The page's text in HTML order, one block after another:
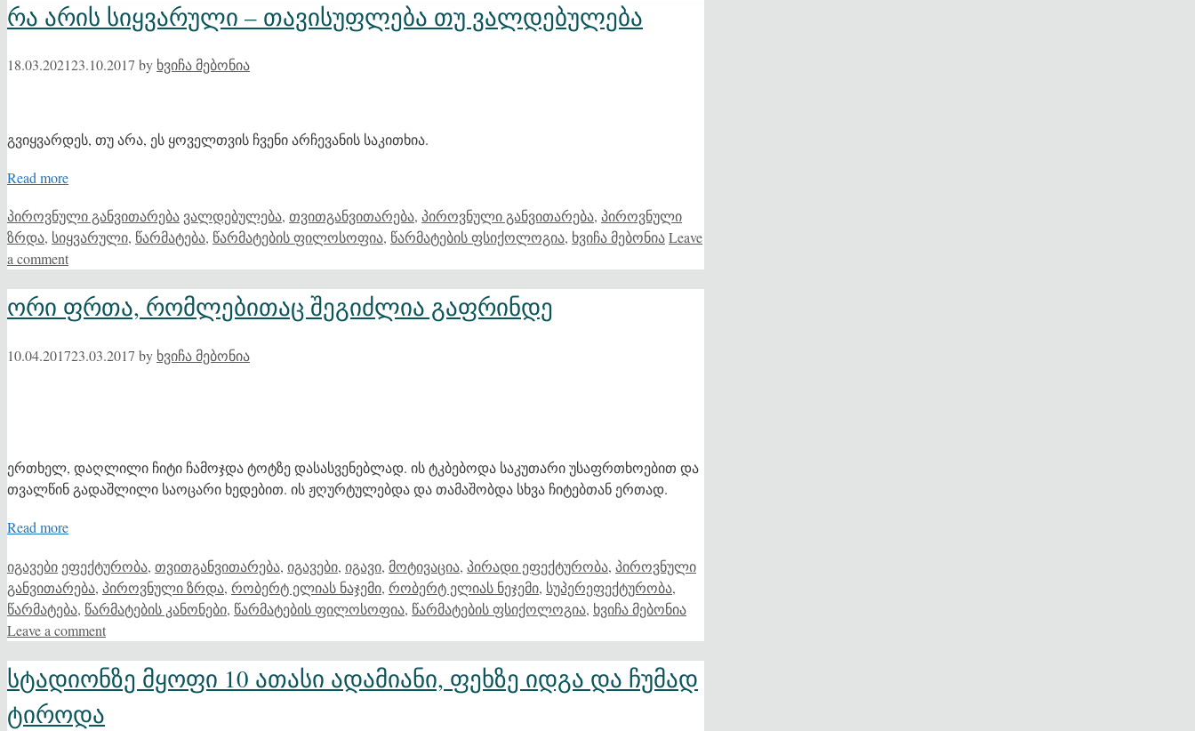
რა არის სიყვარული – თავისუფლება თუ ვალდებულება
18.03.202123.10.2017 by ხვიჩა მებონია
გვიყვარდეს, თუ არა, ეს ყოველთვის ჩვენი არჩევანის საკითხია.
Read more
Categories
პიროვნული განვითარება Tags
ვალდებულება, თვითგანვითარება, პიროვნული განვითარება, პიროვნული
ზრდა, სიყვარული, წარმატება, წარმატების ფილოსოფია, წარმატების ფსიქოლოგია, ხვიჩა მებონიაLeave
a comment
ორი ფრთა, რომლებითაც შეგიძლია გაფრინდე
10.04.201723.03.2017 by ხვიჩა მებონია
ერთხელ, დაღლილი ჩიტი ჩამოჯდა ტოტზე დასასვენებლად. ის ტკბებოდა საკუთარი უსაფრთხოებით და
თვალწინ გადაშლილი საოცარი ხედებით. ის ჟღურტულებდა და თამაშობდა სხვა ჩიტებთან ერთად.
Read more
Categories
იგავები Tags
ეფექტურობა, თვითგანვითარება, იგავები, იგავი, მოტივაცია, პირადი ეფექტურობა, პიროვნული
განვითარება, პიროვნული ზრდა, რობერტ ელიას ნაჯემი, რობერტ ელიას ნეჯემი, სუპერეფექტურობა,
წარმატება, წარმატების კანონები, წარმატების ფილოსოფია, წარმატების ფსიქოლოგია, ხვიჩა მებონია
Leave a comment
სტადიონზე მყოფი 10 ათასი ადამიანი, ფეხზე იდგა და ჩუმად
ტიროდა